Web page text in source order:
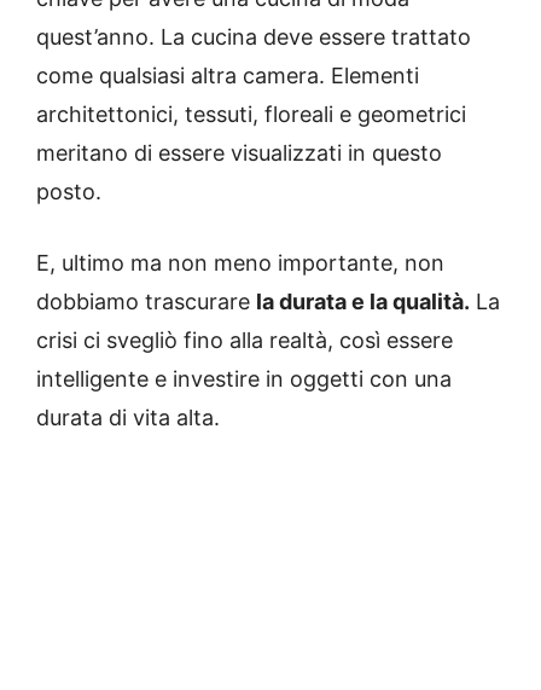
quest’anno. La cucina deve essere trattato
come qualsiasi altra camera. Elementi
architettonici, tessuti, floreali e geometrici
meritano di essere visualizzati in questo
posto.
E, ultimo ma non meno importante, non
dobbiamo trascurare la durata e la qualità. La
crisi ci svegliò fino alla realtà, così essere
intelligente e investire in oggetti con una
durata di vita alta.